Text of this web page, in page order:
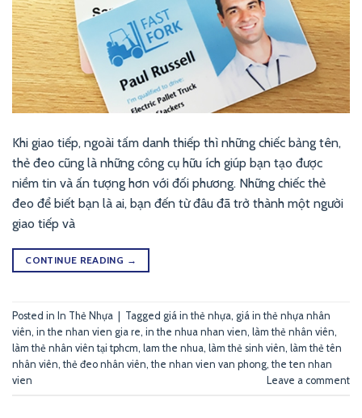
Khi giao tiếp, ngoài tấm danh thiếp thì những chiếc bảng tên,
thẻ đeo cũng là những công cụ hữu ích giúp bạn tạo được
niềm tin và ấn tượng hơn với đối phương. Những chiếc thẻ
đeo để biết bạn là ai, bạn đến từ đâu đã trở thành một người
giao tiếp và
CONTINUE READING →
Posted in In Thẻ Nhựa | Tagged giá in thẻ nhựa, giá in thẻ nhựa nhân
viên, in the nhan vien gia re, in the nhua nhan vien, làm thẻ nhân viên,
làm thẻ nhân viên tại tphcm, lam the nhua, làm thẻ sinh viên, làm thẻ tên
nhân viên,thẻ đeo nhân viên,the nhan vien van phong,the ten nhan
vien
Leave a comment